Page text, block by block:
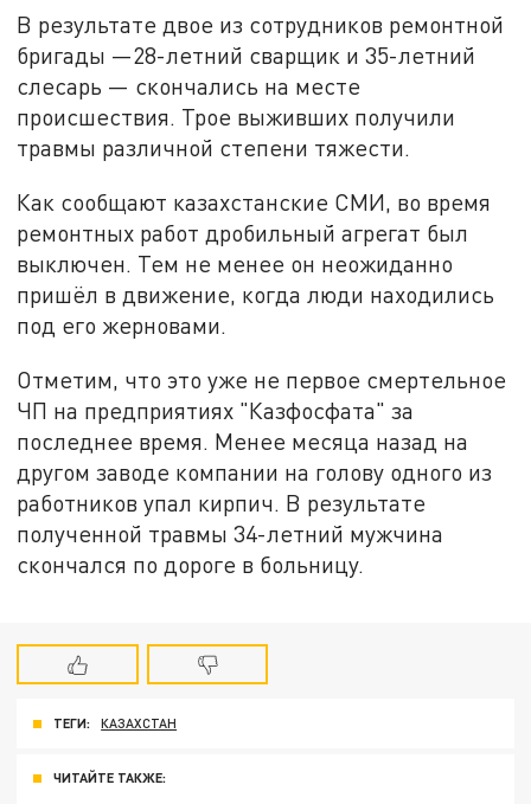
В результате двое из сотрудников ремонтной
бригады —28-летний сварщик и 35-летний
слесарь — скончались на месте
происшествия. Трое выживших получили
травмы различной степени тяжести.
Как сообщают казахстанские СМИ, во время
ремонтных работ дробильный агрегат был
выключен. Тем не менее он неожиданно
пришёл в движение, когда люди находились
под его жерновами.
Отметим, что это уже не первое смертельное
ЧП на предприятиях "Казфосфата" за
последнее время. Менее месяца назад на
другом заводе компании на голову одного из
работников упал кирпич. В результате
полученной травмы 34-летний мужчина
скончался по дороге в больницу.
ТЕГИ: КАЗАХСТАН
ЧИТАЙТЕ ТАКЖЕ: